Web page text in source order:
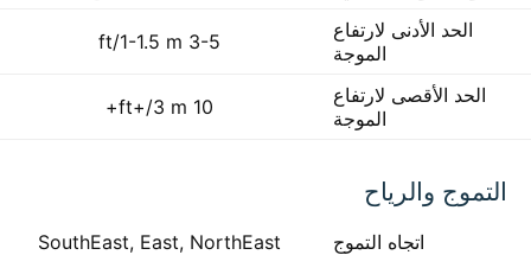
الحد الأدنى لارتفاع
الموجة
3-5 ft/1-1.5 m
الحد الأقصى لارتفاع
الموجة
10 ft+/3 m+
التموج والرياح
اتجاه التموج
SouthEast, East, NorthEast